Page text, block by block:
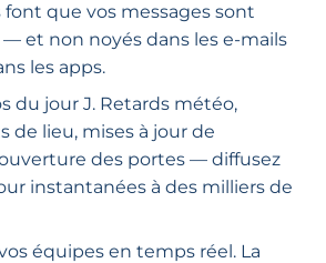
font que vos messages sont
et non noyés dans les e-mails
les apps.
du jour J. Retards météo,
de lieu, mises à jour de
des portes — diffusez
instantanées à des milliers de
équipes en temps réel. La